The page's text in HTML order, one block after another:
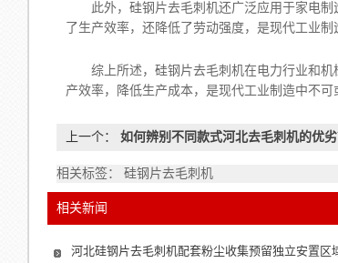
此外，硅钢片去毛刺机还广泛应用于家电制
了生产效率，还降低了劳动强度，是现代工业制
综上所述，硅钢片去毛刺机在电力行业和机
产效率，降低生产成本，是现代工业制造中不可
上一个： 如何辨别不同款式河北去毛刺机的优劣
相关标签： 硅钢片去毛刺机
相关新闻
河北硅钢片去毛刺机配套粉尘收集预留独立安置区